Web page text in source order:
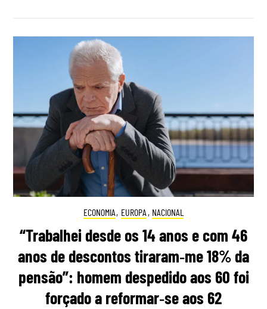
ECONOMIA, EUROPA , NACIONAL
“Trabalhei desde os 14 anos e com 46
anos de descontos tiraram‑me 18% da
pensão”: homem despedido aos 60 foi
forçado a reformar‑se aos 62